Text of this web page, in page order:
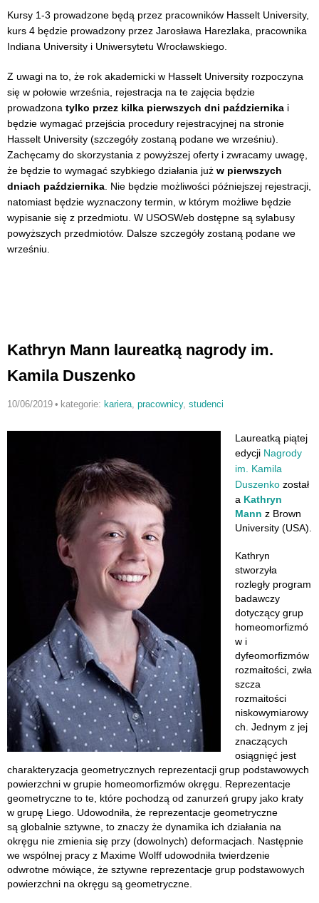
Kursy 1-3 prowadzone będą przez pracowników Hasselt University,
kurs 4 będzie prowadzony przez Jarosława Harezlaka, pracownika
Indiana University i Uniwersytetu Wrocławskiego.
Z uwagi na to, że rok akademicki w Hasselt University rozpoczyna
się w połowie września, rejestracja na te zajęcia będzie
prowadzona tylko przez kilka pierwszych dni października i
będzie wymagać przejścia procedury rejestracyjnej na stronie
Hasselt University (szczegóły zostaną podane we wrześniu).
Zachęcamy do skorzystania z powyższej oferty i zwracamy uwagę,
że będzie to wymagać szybkiego działania już w pierwszych
dniach października . Nie będzie możliwości późniejszej rejestracji,
natomiast będzie wyznaczony termin, w którym możliwe będzie
wypisanie się z przedmiotu. W USOSWeb dostępne są sylabusy
powyższych przedmiotów. Dalsze szczegóły zostaną podane we
wrześniu.
Kathryn Mann laureatką nagrody im.
Kamila Duszenko
10/06/2019 • kategorie: kariera pracownicy, studenci
Laureatką piątej
edycji Nagrody
im. Kamila
Duszenko został
a Kathryn
Mann z Brown
University (USA).
Kathryn
stworzyła
rozległy program
badawczy
dotyczący grup
homeomorfizmó
w i
dyfeomorfizmów
rozmaitości, zwła
szcza
rozmaitości
niskowymiarowy
ch. Jednym z jej
znaczących
osiągnięć jest
charakteryzacja geometrycznych reprezentacji grup podstawowych
powierzchni w grupie homeomorfizmów okręgu. Reprezentacje
geometryczne to te, które pochodzą od zanurzeń grupy jako kraty
w grupę Liego. Udowodniła, że reprezentacje geometryczne
są globalnie sztywne, to znaczy że dynamika ich działania na
okręgu nie zmienia się przy (dowolnych) deformacjach. Następnie
we wspólnej pracy z Maxime Wolff udowodniła twierdzenie
odwrotne mówiące, że sztywne reprezentacje grup podstawowych
powierzchni na okręgu są geometryczne.